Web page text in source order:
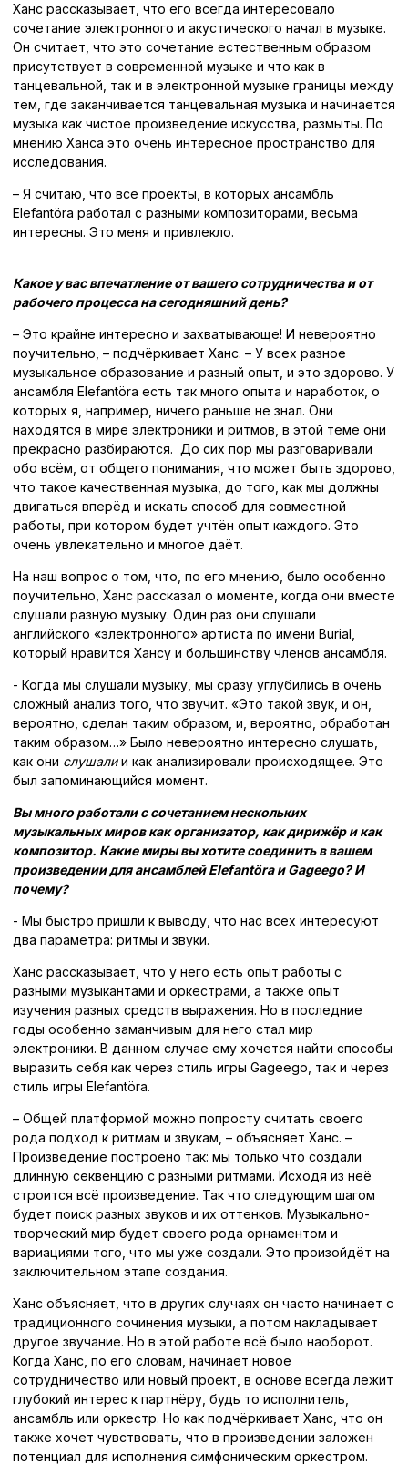
Ханс рассказывает, что его всегда интересовало
сочетание электронного и акустического начал в музыке.
Он считает, что это сочетание естественным образом
присутствует в современной музыке и что как в
танцевальной, так и в электронной музыке границы между
тем, где заканчивается танцевальная музыка и начинается
музыка как чистое произведение искусства, размыты. По
мнению Ханса это очень интересное пространство для
исследования.
– Я считаю, что все проекты, в которых ансамбль
Elefantöra работал с разными композиторами, весьма
интересны. Это меня и привлекло.
Какое у вас впечатление от вашего сотрудничества и от
рабочего процесса на сегодняшний день?
– Это крайне интересно и захватывающе! И невероятно
поучительно, – подчёркивает Ханс. – У всех разное
музыкальное образование и разный опыт, и это здорово. У
ансамбля Elefantöra есть так много опыта и наработок, о
которых я, например, ничего раньше не знал. Они
находятся в мире электроники и ритмов, в этой теме они
прекрасно разбираются. До сих пор мы разговаривали
обо всём, от общего понимания, что может быть здорово,
что такое качественная музыка, до того, как мы должны
двигаться вперёд и искать способ для совместной
работы, при котором будет учтён опыт каждого. Это
очень увлекательно и многое даёт.
На наш вопрос о том, что, по его мнению, было особенно
поучительно, Ханс рассказал о моменте, когда они вместе
слушали разную музыку. Один раз они слушали
английского «электронного» артиста по имени Burial,
который нравится Хансу и большинству членов ансамбля.
- Когда мы слушали музыку, мы сразу углубились в очень
сложный анализ того, что звучит. «Это такой звук, и он,
вероятно, сделан таким образом, и, вероятно, обработан
таким образом…» Было невероятно интересно слушать,
как они слушалии как анализировали происходящее. Это
был запоминающийся момент.
Вы много работали с сочетанием нескольких
музыкальных миров как организатор, как дирижёр и как
композитор. Какие миры вы хотите соединить в вашем
произведении для ансамблей Elefantöra и Gageego? И
почему?
- Мы быстро пришли к выводу, что нас всех интересуют
два параметра: ритмы и звуки.
Ханс рассказывает, что у него есть опыт работы с
разными музыкантами и оркестрами, а также опыт
изучения разных средств выражения. Но в последние
годы особенно заманчивым для него стал мир
электроники. В данном случае ему хочется найти способы
выразить себя как через стиль игры Gageego, так и через
стиль игры Elefantöra.
– Общей платформой можно попросту считать своего
рода подход к ритмам и звукам, – объясняет Ханс. –
Произведение построено так: мы только что создали
длинную секвенцию с разными ритмами. Исходя из неё
строится всё произведение. Так что следующим шагом
будет поиск разных звуков и их оттенков. Музыкально-
творческий мир будет своего рода орнаментом и
вариациями того, что мы уже создали. Это произойдёт на
заключительном этапе создания.
Ханс объясняет, что в других случаях он часто начинает с
традиционного сочинения музыки, а потом накладывает
другое звучание. Но в этой работе всё было наоборот.
Когда Ханс, по его словам, начинает новое
сотрудничество или новый проект, в основе всегда лежит
глубокий интерес к партнёру, будь то исполнитель,
ансамбль или оркестр. Но как подчёркивает Ханс, что он
также хочет чувствовать, что в произведении заложен
потенциал для исполнения симфоническим оркестром.